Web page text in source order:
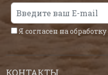
Я согласен на обработку
КОНТАКТЫ